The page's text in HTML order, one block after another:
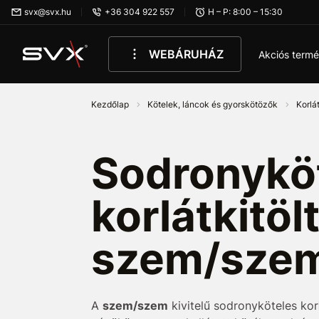
Ugrás az oldal fő részéhez
svx@svx.hu +36 304 922 557 H – P: 8:00 – 15:30
WEBÁRUHÁZ Akciós
Kezdőlap Kötelek, láncok és gyorskötözők
szem/
A szem/szem kivitelű sodronyköteles